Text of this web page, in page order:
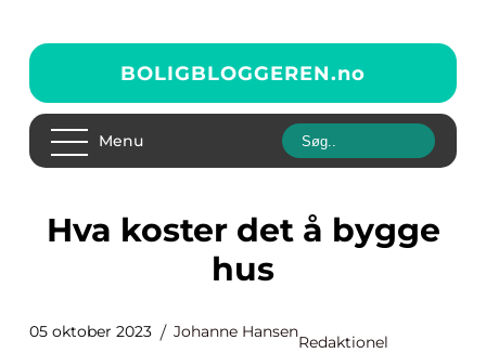
BOLIGBLOGGEREN.no
Menu
Hva koster det å bygge
hus
05 oktober 2023 Johanne Hansen
Redaktionel